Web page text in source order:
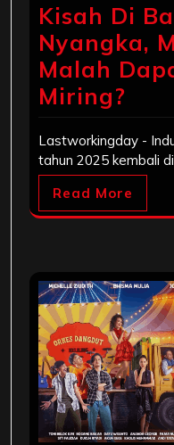
Kisah Di
Nyangka,
Malah
Miring?
Lastworkingday -
tahun 2025 kembali
Read More